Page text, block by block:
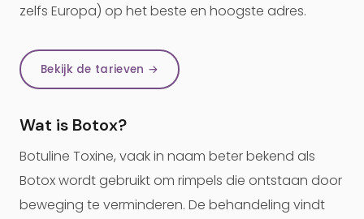
zelfs Europa) op het beste en hoogste adres.
Bekijk de tarieven →
Wat is Botox?
Botuline Toxine, vaak in naam beter bekend als
Botox wordt gebruikt om rimpels die ontstaan door
beweging te verminderen. De behandeling vindt